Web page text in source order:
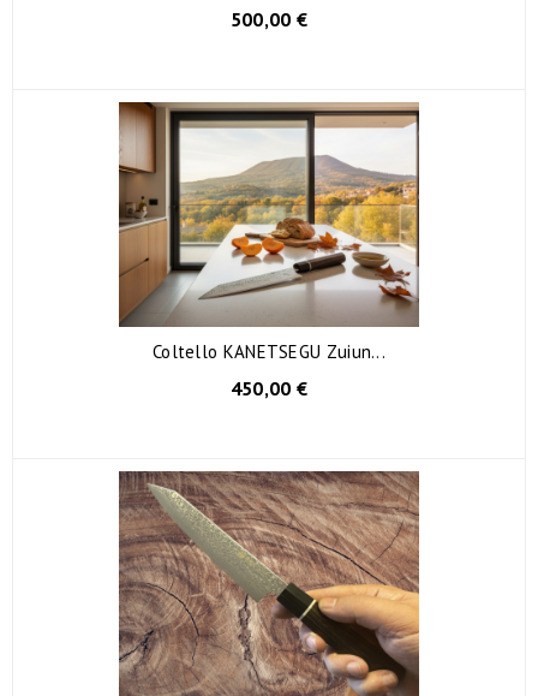
500,00 €
Coltello KANETSEGU Zuiun...
450,00 €